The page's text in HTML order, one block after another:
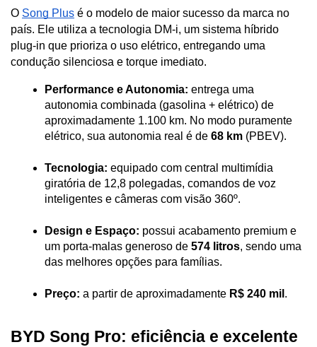
O Song Plus é o modelo de maior sucesso da marca no
país. Ele utiliza a tecnologia DM-i, um sistema híbrido
plug-in que prioriza o uso elétrico, entregando uma
condução silenciosa e torque imediato.
Performance e Autonomia: entrega uma
autonomia combinada (gasolina + elétrico) de
aproximadamente 1.100 km. No modo puramente
elétrico, sua autonomia real é de 68 km (PBEV).
Tecnologia: equipado com central multimídia
giratória de 12,8 polegadas, comandos de voz
inteligentes e câmeras com visão 360º.
Design e Espaço: possui acabamento premium e
um porta-malas generoso de 574 litros, sendo uma
das melhores opções para famílias.
Preço: a partir de aproximadamente R$ 240 mil .
BYD Song Pro: eficiência e excelente